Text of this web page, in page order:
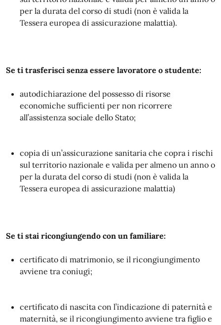
per la durata del corso di studi (non è valida la
Tessera europea di assicurazione malattia).
Se ti trasferisci senza essere lavoratore o studente:
autodichiarazione del possesso di risorse
economiche sufficienti per non ricorrere
all’assistenza sociale dello Stato;
copia di un’assicurazione sanitaria che copra i rischi
sul territorio nazionale e valida per almeno un anno o
per la durata del corso di studi (non è valida la
Tessera europea di assicurazione malattia)
Se ti stai ricongiungendo con un familiare:
certificato di matrimonio, se il ricongiungimento
avviene tra coniugi;
certificato di nascita con l’indicazione di paternità e
maternità, se il ricongiungimento avviene tra figlio e